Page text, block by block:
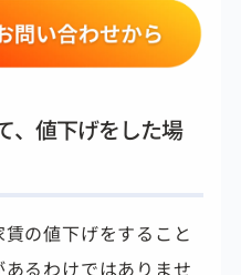
、値下げをした場
の値下げをすること
るわけではありませ